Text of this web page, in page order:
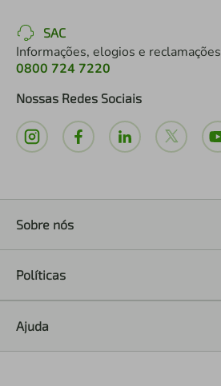
SAC
Informações, elogios e reclamações
0800 724 7220
Nossas Redes Sociais
Sobre nós
Políticas
Ajuda